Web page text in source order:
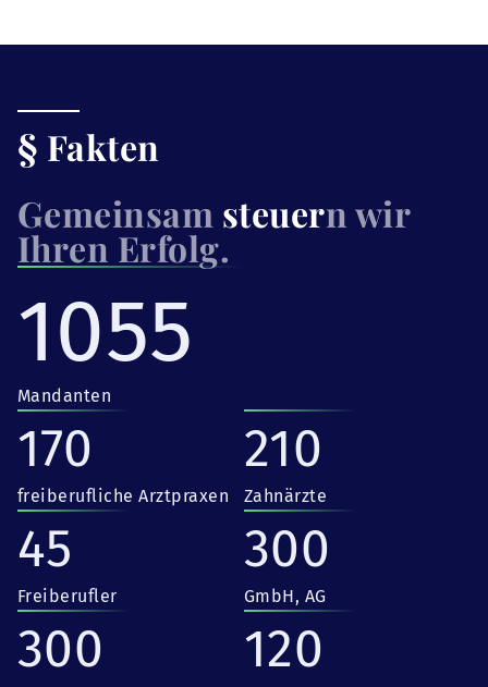
§ Fakten
Gemeinsam steuern wir
Ihren Erfolg.
1055
Mandanten
170
freiberufliche Arztpraxen
210
Zahnärzte
45
Freiberufler
300
GmbH, AG
300 120